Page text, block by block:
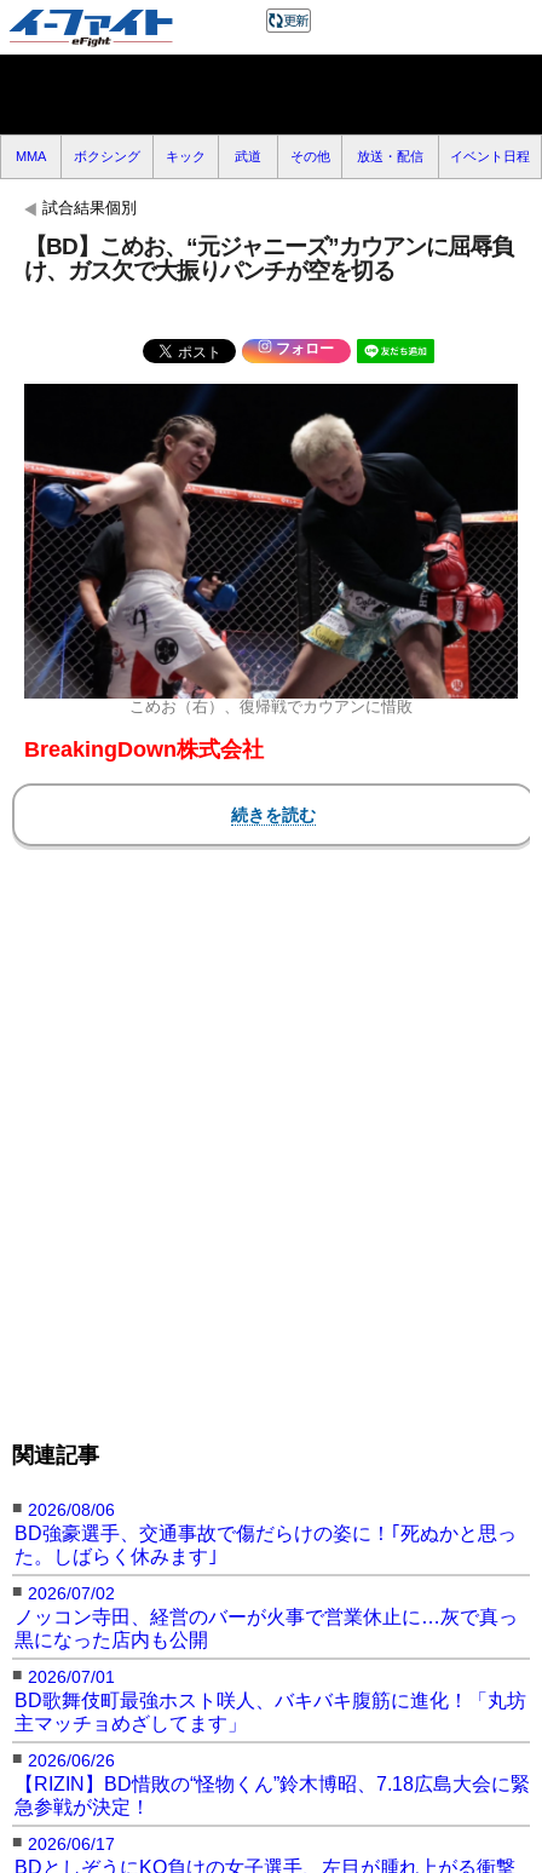
MMA ボクシング キック 武道 その他 放送・配信 イベント日程
試合結果個別
【BD】こめお、“元ジャニーズ”カウアンに屈辱負
け、ガス欠で大振りパンチが空を切る
フォロー
こめお（右）、復帰戦でカウアンに惜敗
BreakingDown株式会社
『BreakingDown12』
日（日）東京・アリーナ立川立飛
関連記事
■ 2026/08/06
BD強豪選手、交通事故で傷だらけの姿に！｢死ぬかと思っ
た。しばらく休みます｣
■ 2026/07/02
ノッコン寺田、経営のバーが火事で営業休止に…灰で真っ
黒になった店内も公開
■ 2026/07/01
BD歌舞伎町最強ホスト咲人、バキバキ腹筋に進化！「丸坊
主マッチョめざしてます」
■ 2026/06/26
【RIZIN】BD惜敗の“怪物くん”鈴木博昭、7.18広島大会に緊
急参戦が決定！
■ 2026/06/17
BDとしぞうにKO負けの女子選手、左目が腫れ上がる衝撃